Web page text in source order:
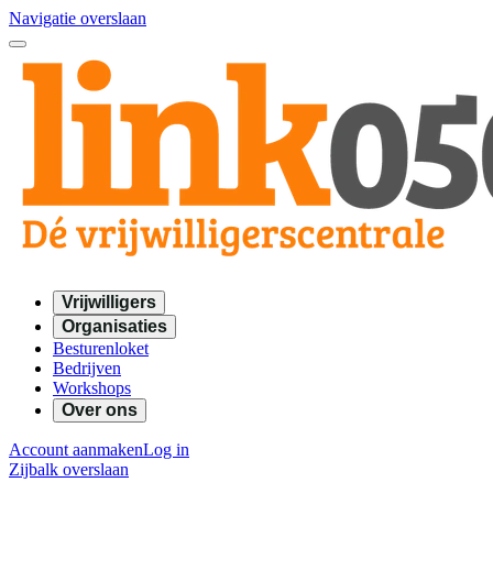
Navigatie overslaan
Vrijwilligers
Organisaties
Besturenloket
Bedrijven
Workshops
Over ons
Account aanmakenLog in
Zijbalk overslaan